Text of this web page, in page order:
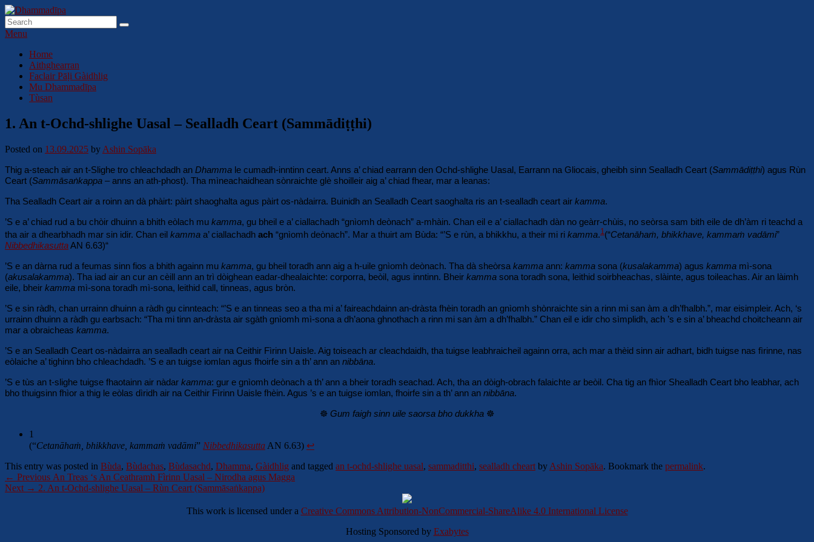
Skip
to
content
Dhammadīpa
Dhamma sa Ghàidhlig
Search
for:
Search
Menu
Primary
menu
Home
Aithghearran
Faclair Pāḷi Gàidhlig
Mu Dhammadīpa
Tùsan
1. An t-Ochd-shlighe Uasal – Sealladh Ceart (Sammādiṭṭhi)
Posted on 13.09.2025 by Ashin Sopāka
Thig a-steach air an t-Slighe tro chleachdadh an Dhamma le cumadh-inntinn ceart. Anns a’ chiad earrann den Ochd-shlighe Uasal, Earrann na Gliocais, gheibh sinn Sealladh Ceart (Sammādiṭṭhi) agus Rùn
Ceart (Sammāsaṅkappa – anns an ath-phost). Tha mìneachaidhean sònraichte glè shoilleir aig a’ chiad fhear, mar a leanas:
Tha Sealladh Ceart air a roinn an dà phàirt: pàirt shaoghalta agus pàirt os-nàdairra. Buinidh an Sealladh Ceart saoghalta ris an t-sealladh ceart air kamma.
’S e a’ chiad rud a bu chòir dhuinn a bhith eòlach mu kamma, gu bheil e a’ ciallachadh “gnìomh deònach” a-mhàin. Chan eil e a’ ciallachadh dàn no geàrr-chùis, no seòrsa sam bith eile de dh’àm ri teachd a
tha air a dhearbhadh mar sin idir. Chan eil kamma a’ ciallachadh ach “gnìomh deònach”. Mar a thuirt am Bùda: “’S e rùn, a bhikkhu, a their mi ri kamma.1(“Cetanāhaṁ, bhikkhave, kammaṁ vadāmi”
NibbedhikasuttaAN 6.63)“
’S e an dàrna rud a feumas sinn fios a bhith againn mu kamma, gu bheil toradh ann aig a h-uile gnìomh deònach. Tha dà sheòrsa kamma ann: kamma sona (kusalakamma) agus kamma mì-sona
(akusalakamma). Tha iad air an cur an cèill ann an trì dòighean eadar-dhealaichte: corporra, beòil, agus inntinn. Bheir kamma sona toradh sona, leithid soirbheachas, slàinte, agus toileachas. Air an làimh
eile, bheir kamma mì-sona toradh mì-sona, leithid call, tinneas, agus bròn.
’S e sin ràdh, chan urrainn dhuinn a ràdh gu cinnteach: “’S e an tinneas seo a tha mi a’ faireachdainn an-dràsta fhèin toradh an gnìomh shònraichte sin a rinn mi san àm a dh’fhalbh.”, mar eisimpleir. Ach, ‘s
urrainn dhuinn a ràdh gu earbsach: “Tha mi tinn an-dràsta air sgàth gnìomh mì-sona a dh’aona ghnothach a rinn mi san àm a dh’fhalbh.” Chan eil e idir cho sìmplidh, ach ’s e sin a’ bheachd choitcheann air
mar a obraicheas kamma.
’S e an Sealladh Ceart os-nàdairra an sealladh ceart air na Ceithir Fìrinn Uaisle. Aig toiseach ar cleachdaidh, tha tuigse leabhraicheil againn orra, ach mar a thèid sinn air adhart, bidh tuigse nas fìrinne, nas
eòlaiche a’ tighinn bho chleachdadh. ’S e an tuigse iomlan agus fhoirfe sin a th’ ann an nibbāna.
’S e tùs an t-slighe tuigse fhaotainn air nàdar kamma: gur e gnìomh deònach a th’ ann a bheir toradh seachad. Ach, tha an dòigh-obrach falaichte ar beòil. Cha tig an fhìor Shealladh Ceart bho leabhar, ach
bho thuigsinn fhìor a thig le eòlas dìridh air na Ceithir Fìrinn Uaisle fhèin. Agus ’s e an tuigse iomlan, fhoirfe sin a th’ ann an nibbāna.
☸️ Gum faigh sinn uile saorsa bho dukkha ☸️
1
(“Cetanāhaṁ, bhikkhave, kammaṁ vadāmi” Nibbedhikasutta AN 6.63) ↩︎
This entry was posted in Bùda, Bùdachas, Bùdasachd, Dhamma, Gàidhlig and tagged an t-ochd-shlighe uasal, sammaditthi, sealladh cheart by Ashin Sopāka. Bookmark the permalink.
Post
navigation
← Previous Previous
post:
An Treas ‘s An Ceathramh Fìrinn Uasal – Nirodha agus Magga
Next → Next
2. An t-Ochd-shlighe Uasal – Rùn Ceart (Sammāsaṅkappa)
This work is licensed under a Creative Commons Attribution-NonCommercial-ShareAlike 4.0 International License
Hosting Sponsored by Exabytes